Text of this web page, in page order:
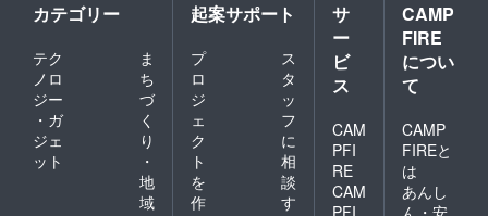
カテゴリー
テク
ノロ
ジー
・ガ
ジェ
ット
ま
ち
づ
く
り
・
地
域
起案サポート
プ
ロ
ジ
ェ
ク
ト
を
作
ス
タ
ッ
フ
に
相
談
す
サ
ー
ビ
ス
CAM
PFI
RE
CAM
CAMP
FIRE
につい
て
CAMP
FIREと
は
あんし